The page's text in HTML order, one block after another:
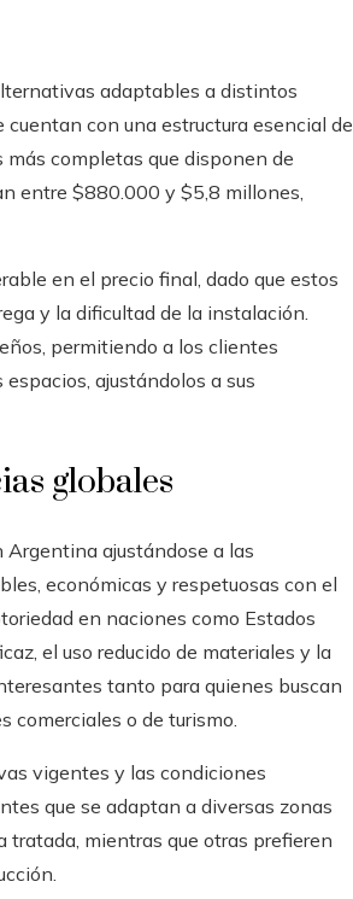
adaptables a distintos
con una estructura esencial de
completas que disponen de
entre $880.000 y $5,8 millones,
en el precio final, dado que estos
y la dificultad de la instalación.
permitiendo a los clientes
ajustándolos a sus
globales
ajustándose a las
económicas y respetuosas con el
en naciones como Estados
el uso reducido de materiales y la
tanto para quienes buscan
comerciales o de turismo.
vigentes y las condiciones
que se adaptan a diversas zonas
tratada, mientras que otras prefieren